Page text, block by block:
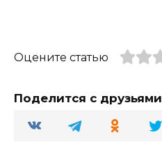
Оцените статью
Поделится с друзьями